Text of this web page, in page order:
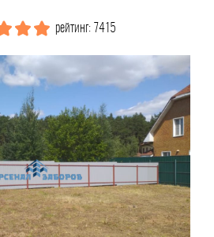
рейтинг: 7415